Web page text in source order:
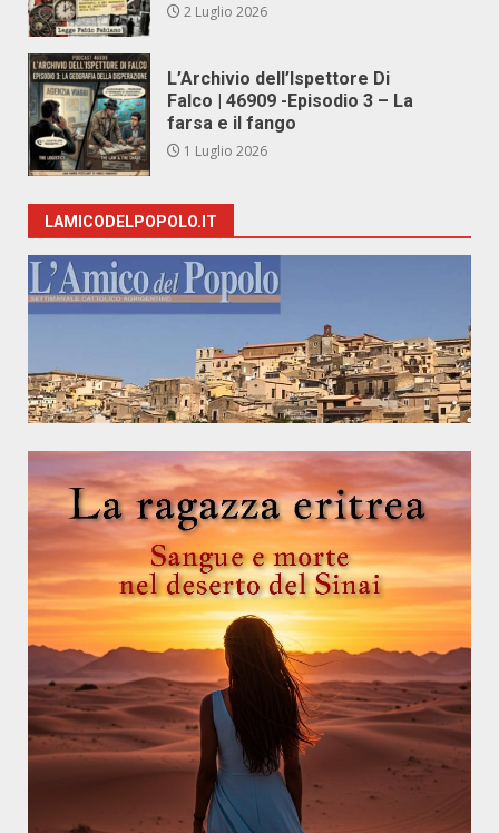
2 Luglio 2026
L’Archivio dell’Ispettore Di
Falco | 46909 -Episodio 3 – La
farsa e il fango
1 Luglio 2026
LAMICODELPOPOLO.IT